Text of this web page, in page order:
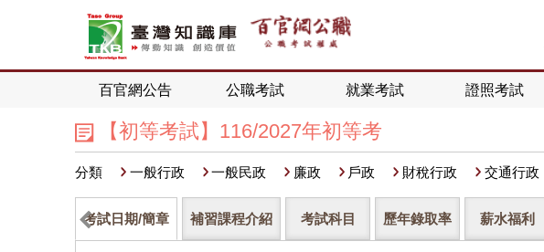
百官網公告 公職考試 就業考試 證照考試
【初等考試】116/2027年初等考
分類 一般行政 一般民政 廉政 戶政 財稅行政 交通行政
考試日期/簡章 補習課程介紹 考試科目 歷年錄取率 薪水福利